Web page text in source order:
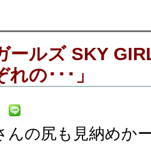
ールズ SKY
れの･･･」
んの尻も見納めか